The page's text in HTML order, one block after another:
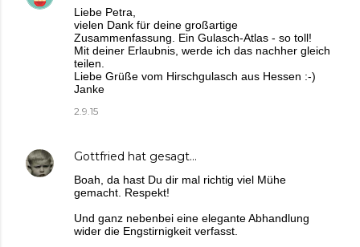
Liebe Petra,
vielen Dank für deine großartige
Zusammenfassung. Ein Gulasch-Atlas - so toll!
Mit deiner Erlaubnis, werde ich das nachher gleich
teilen.
Liebe Grüße vom Hirschgulasch aus Hessen :-)
Janke
2.9.15
Gottfried hat gesagt…
Boah, da hast Du dir mal richtig viel Mühe
gemacht. Respekt!
Und ganz nebenbei eine elegante Abhandlung
wider die Engstirnigkeit verfasst.